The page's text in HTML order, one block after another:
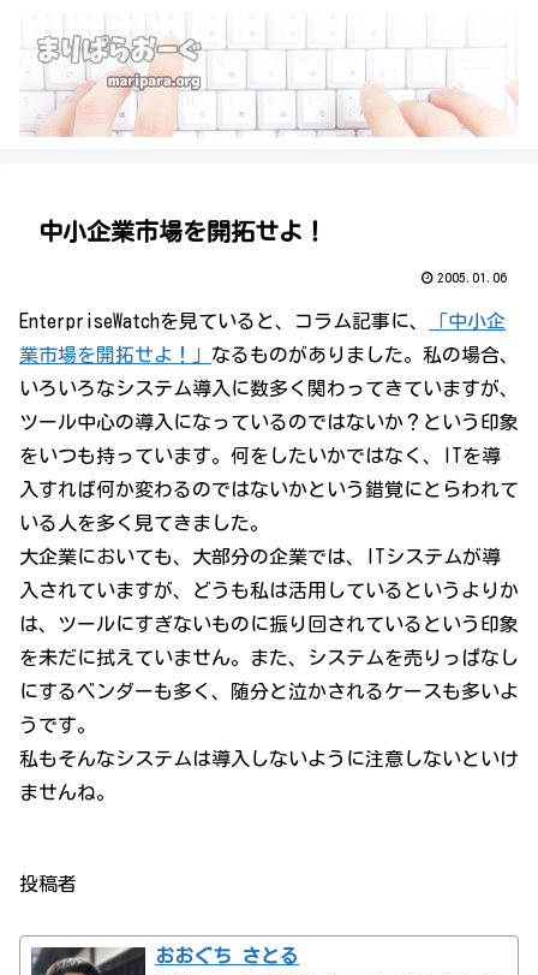
中小企業市場を開拓せよ！
2005.01.06
EnterpriseWatchを見ていると、コラム記事に、
「中小企
業市場を開拓せよ！」 なるものがありました。私の場合、
いろいろなシステム導入に数多く関わってきていますが、
ツール中心の導入になっているのではないか？という印象
をいつも持っています。何をしたいかではなく、ITを導
入すれば何か変わるのではないかという錯覚にとらわれて
いる人を多く見てきました。
大企業においても、大部分の企業では、ITシステムが導
入されていますが、どうも私は活用しているというよりか
は、ツールにすぎないものに振り回されているという印象
を未だに拭えていません。また、システムを売りっぱなし
にするベンダーも多く、随分と泣かされるケースも多いよ
うです。
私もそんなシステムは導入しないように注意しないといけ
ませんね。
投稿者
おおぐち さとる